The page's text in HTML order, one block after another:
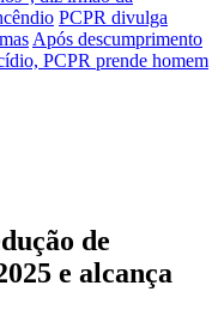
PCPR divulga
Após descumprimento
PCPR prende homem
de
e alcança